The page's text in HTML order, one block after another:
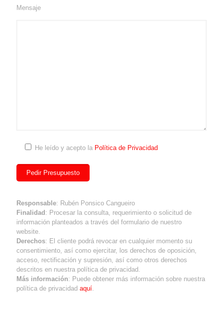
Mensaje
He leído y acepto la Política de Privacidad
Responsable: Rubén Ponsico Cangueiro
Finalidad: Procesar la consulta, requerimiento o solicitud de
información planteados a través del formulario de nuestro
website.
Derechos: El cliente podrá revocar en cualquier momento su
consentimiento, así como ejercitar, los derechos de oposición,
acceso, rectificación y supresión, así como otros derechos
descritos en nuestra política de privacidad.
Más información: Puede obtener más información sobre nuestra
política de privacidad aquí